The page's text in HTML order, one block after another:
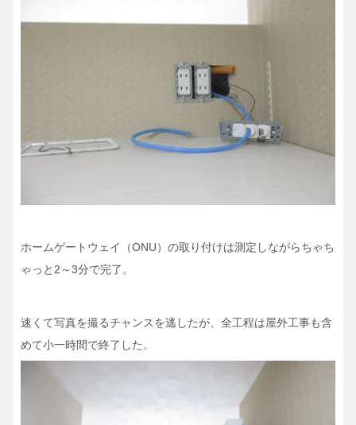
ホームゲートウェイ（ONU）の取り付けは測定しながらちゃち
ゃっと2～3分で完了。
速くて写真を撮るチャンスを逃したが、全工程は屋外工事も含
めて小一時間で終了した。